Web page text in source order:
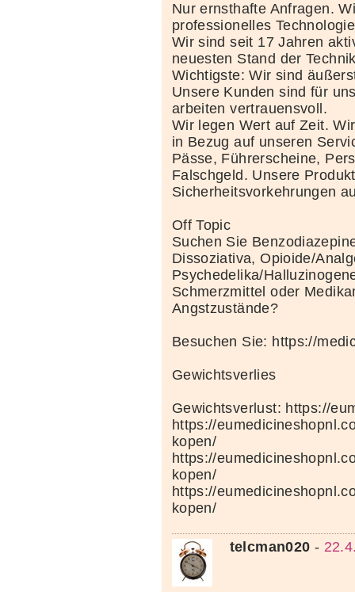
Nur ernsthafte Anfragen.
professionelles
Wir sind seit 17 Jahren
neuesten Stand der
Wichtigste: Wir sind
Unsere Kunden sind für
arbeiten vertrauensvoll.
Wir legen Wert auf Zeit.
in Bezug auf unseren
Pässe, Führerscheine,
Falschgeld. Unsere
Sicherheitsvorkehrungen
Off Topic
Suchen Sie
Dissoziativa, Opioide/
Psychedelika/
Schmerzmittel oder
Angstzustände?
Besuchen Sie: https://
Gewichtsverlies
Gewichtsverlust: https://
https://
kopen/
https://
kopen/
https://
kopen/
telcman020 -